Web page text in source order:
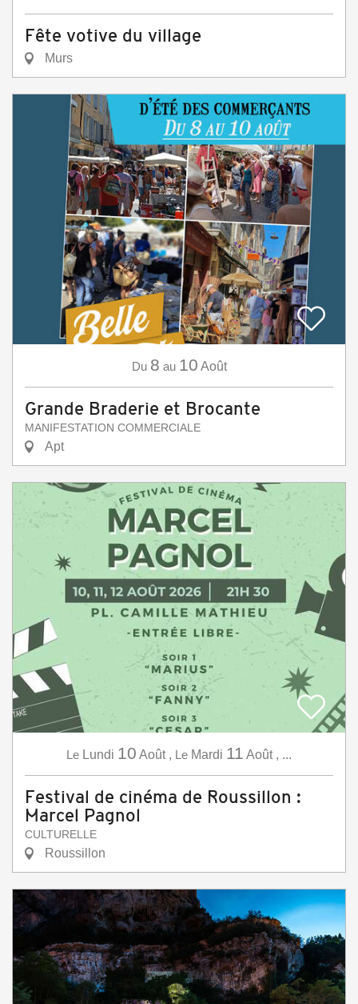
Fête votive du village
Murs
Du 8 au 10 Août
Grande Braderie et Brocante
MANIFESTATION COMMERCIALE
Apt
Le Lundi 10 Août, Le Mardi 11 Août, ...
Festival de cinéma de Roussillon :
Marcel Pagnol
CULTURELLE
Roussillon